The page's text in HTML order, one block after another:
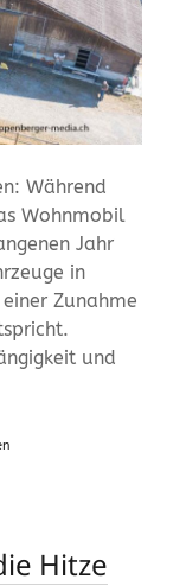
Während
Wohnmobil
Jahr
in
Zunahme
und
Hitze